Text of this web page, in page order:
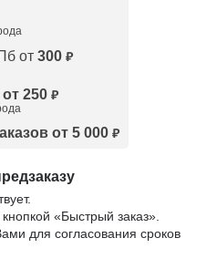
от 300 ₽
от 250 ₽
от 5 000 ₽
«Быстрый заказ».
для согласования сроков